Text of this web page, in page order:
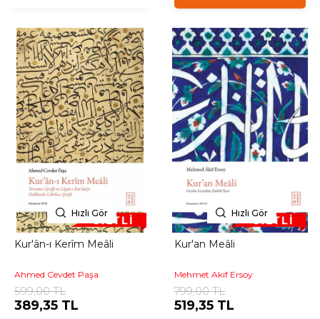
Hızlı Gör
Kur'ân-ı Kerîm Meâli
Ahmed Cevdet Paşa
599,00 TL
389,35 TL
Hızlı Gör
Kur'an Meâli
Mehmet Akif Ersoy
799,00 TL
519,35 TL